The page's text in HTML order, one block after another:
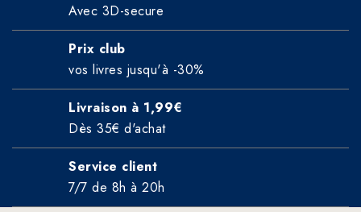
Avec 3D-secure
Prix club
vos livres jusqu'à -30%
Livraison à 1,99€
Dès 35€ d'achat
Service client
7/7 de 8h à 20h